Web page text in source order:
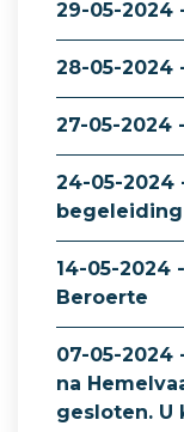
29-05-2024
28-05-2024
27-05-2024
24-05-2024
14-05-2024
Beroerte
07-05-2024
na
gesloten. U